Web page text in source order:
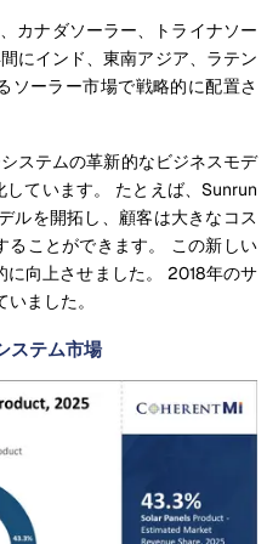
カナダソーラー、トライナソー
にインド、東南アジア、ラテン
ソーラー市場で戦略的に配置さ
ステムの革新的なビジネスモデ
ています。 たとえば、Sunrun
ルを開拓し、顧客は大きなコス
ることができます。 この新しい
向上させました。 2018年のサ
ました。
ステム市場